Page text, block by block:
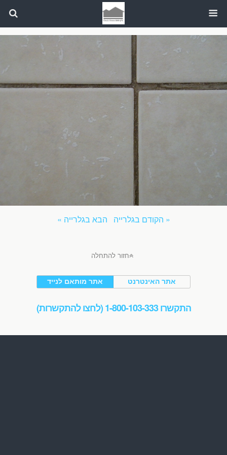
« הקודם בגלרייה הבא בגלרייה »
חזור להתחלה
אתר מותאם לנייד אתר האינטרנט
התקשרו 1-800-103-333 (לחצו להתקשרות)